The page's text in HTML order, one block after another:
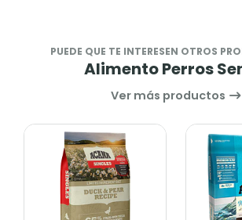
PUEDE QUE TE INTERESEN OTROS
Alimento Perros
Ver más productos